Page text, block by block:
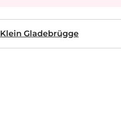
Klein Gladebrügge